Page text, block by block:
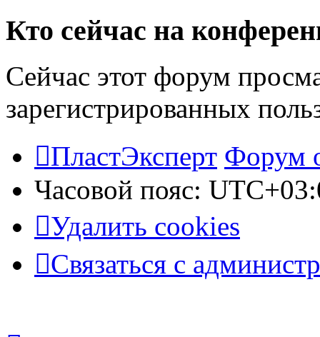
Кто сейчас на
Сейчас этот форум
зарегистрированных
ПластЭксперт Форум
Часовой пояс:
Удалить cookies
Связаться с